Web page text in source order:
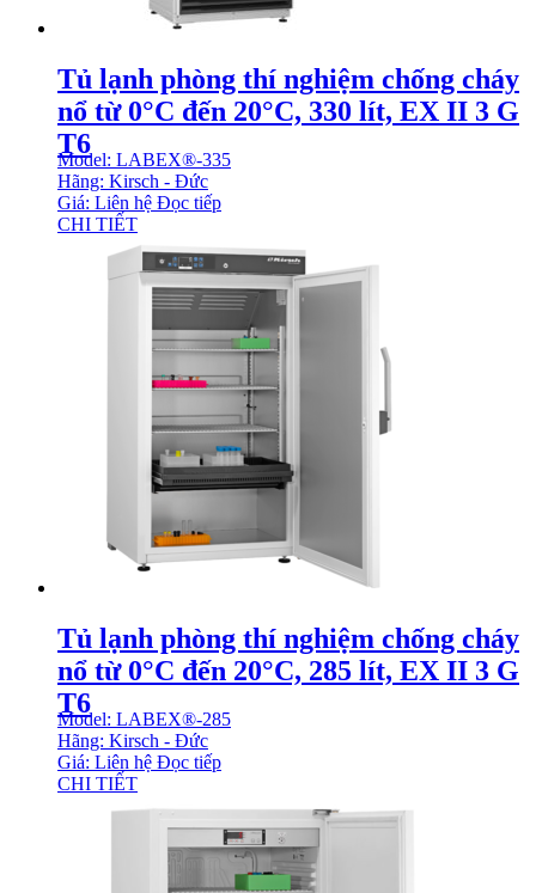
Tủ lạnh phòng thí nghiệm chống cháy
nổ từ 0°C đến 20°C, 330 lít, EX II 3 G
T6
Model: LABEX®-335
Hãng: Kirsch - Đức
Giá: Liên hệ Đọc tiếp
CHI TIẾT
Tủ lạnh phòng thí nghiệm chống cháy
nổ từ 0°C đến 20°C, 285 lít, EX II 3 G
T6
Model: LABEX®-285
Hãng: Kirsch - Đức
Giá: Liên hệ Đọc tiếp
CHI TIẾT